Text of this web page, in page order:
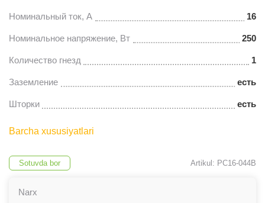
Номинальный ток, А 16
Номинальное напряжение, Вт 250
Количество гнезд 1
Заземление есть
Шторки есть
Barcha xususiyatlari
Sotuvda bor Artikul: PC16-044B
Narx